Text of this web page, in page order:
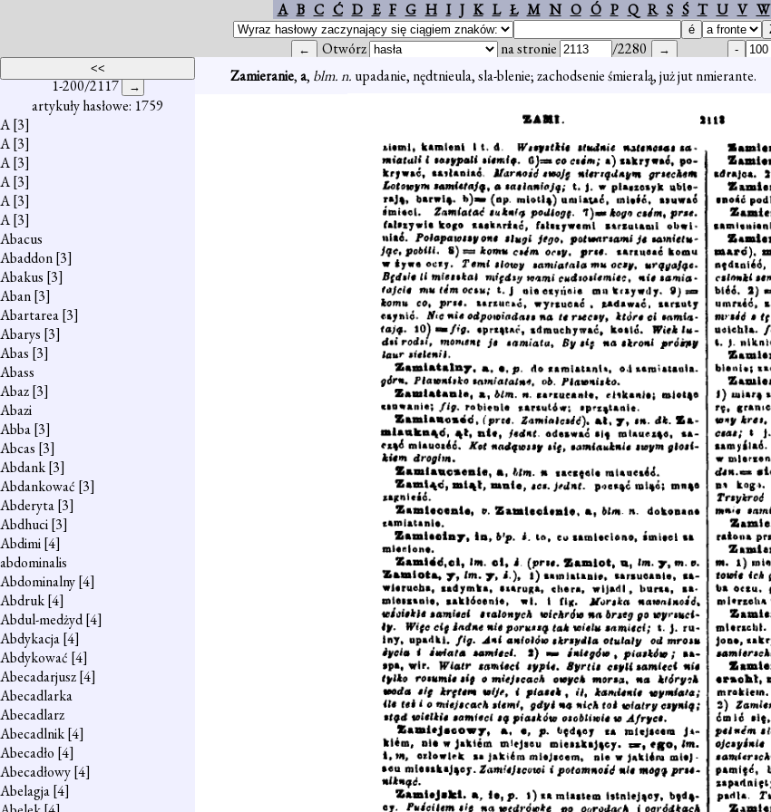
A B C Ć D E F G H I J K L Ł M N O Ó P Q R S Ś T U V W
Otwórz na stronie /2280
1-200/2117
artykuły hasłowe: 1759
A[3]
A[3]
A[3]
A[3]
A[3]
A[3]
Abacus
Abaddon[3]
Abakus [3]
Aban[3]
Abartarea[3]
Abarys [3]
Abas [3]
Abass
Abaz[3]
Abazi
Abba[3]
Abcas [3]
Abdank[3]
Abdankować [3]
Abderyta[3]
Abdhuci[3]
Abdimi[4]
abdominalis
Abdominalny[4]
Abdruk[4]
Abdul-medżyd[4]
Abdykacja[4]
Abdykować [4]
Abecadarjusz[4]
Abecadlarka
Abecadlarz
Abecadlnik[4]
Abecadło [4]
Abecadłowy[4]
Abelagja[4]
Zamieranie,a, blm. n. upadanie, nędtnieula, sla-blenie; zachodsenie śmieralą, już jut nmierante.